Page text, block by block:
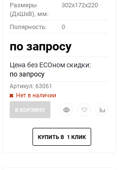
Размеры
(ДхШхВ), мм:
302x172x220
Полярность: 0
по запросу
Цена без ECOном скидки:
по запросу
Артикул: 63061
Нет в наличии
БыстрыйДобавить
избранное
Добавить
В КОРЗИНУ